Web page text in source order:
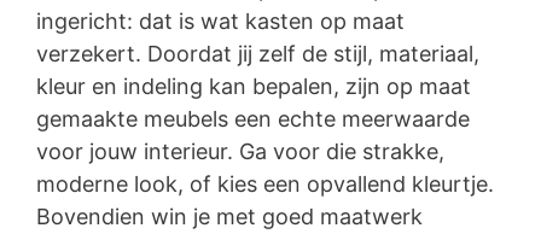
ingericht: dat is wat kasten op maat
verzekert. Doordat jij zelf de stijl, materiaal,
kleur en indeling kan bepalen, zijn op maat
gemaakte meubels een echte meerwaarde
voor jouw interieur. Ga voor die strakke,
moderne look, of kies een opvallend kleurtje.
Bovendien win je met goed maatwerk